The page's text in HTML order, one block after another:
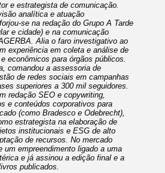
e estrategista de comunicação.
analítica e atuação
se na redação do Grupo A Tarde
e cidade) e na comunicação
Alia o faro investigativo ao
experiência em coleta e análise de
econômicos para órgãos públicos.
comandou a assessoria de
de redes sociais em campanhas
superiores a 300 mil seguidores.
redação SEO e copywriting,
e conteúdos corporativos para
(como Bradesco e Odebrecht),
estrategista na elaboração de
institucionais e ESG de alto
de recursos. No mercado
um empreendimento ligado a uma
e já assinou a edição final e a
publicados.